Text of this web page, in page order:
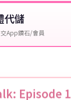
代儲
App鑽石/會員
Episode